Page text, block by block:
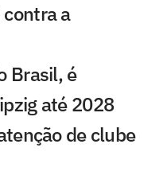
a
Brasil, é
até 2028
de clube